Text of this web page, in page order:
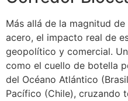
Más allá de la magnitud
acero, el impacto real de
geopolítico y comercial.
como el cuello de botella
del Océano Atlántico
Pacífico (Chile), cruzando